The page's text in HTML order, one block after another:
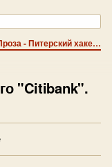
Проза - Питерский хакер и его "Citibank".
"Citibank".